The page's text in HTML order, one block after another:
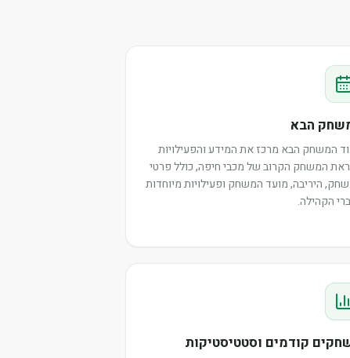
הבא
המשחק הבא מרכז את המידע והפעילויות
המשחק הקרוב של מכבי חיפה, כולל פרטי
היריבה, מועד המשחק ופעילויות מיוחדות
הקהילה.
קודמים וסטטיסטיקות